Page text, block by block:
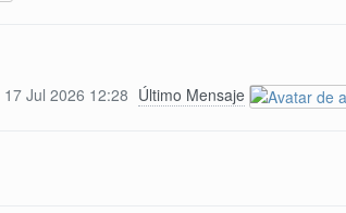
17 Jul 2026 12:28 Último Mensaje